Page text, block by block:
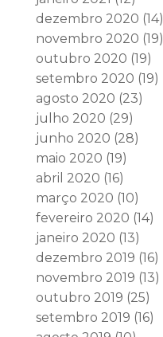
dezembro 2020 (14)
novembro 2020 (19)
outubro 2020 (19)
setembro 2020 (19)
agosto 2020 (23)
julho 2020 (29)
junho 2020 (28)
maio 2020 (19)
abril 2020 (16)
março 2020 (10)
fevereiro 2020 (14)
janeiro 2020 (13)
dezembro 2019 (16)
novembro 2019 (13)
outubro 2019 (25)
setembro 2019 (16)